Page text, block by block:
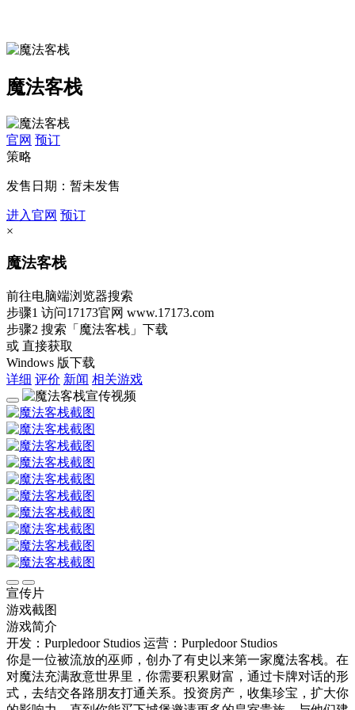
魔法客栈
官网 预订
策略
发售日期：暂未发售
进入官网 预订
×
魔法客栈
前往电脑端浏览器搜索
步骤1 访问17173官网 www.17173.com
步骤2 搜索 「魔法客栈」 下载
或 直接获取
Windows 版下载
详细 评价 新闻 相关游戏
宣传片
游戏截图
游戏简介
开发：Purpledoor Studios 运营：Purpledoor Studios
你是一位被流放的巫师，创办了有史以来第一家魔法客栈。在
对魔法充满敌意世界里，你需要积累财富，通过卡牌对话的形
式，去结交各路朋友打通关系。投资房产，收集珍宝，扩大你